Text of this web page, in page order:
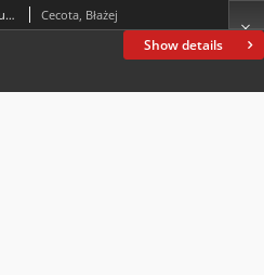
Show details
Początki bizantyńskiego ikonoklazmu (726-754). Teksty źródłowe, wstępy i opracowanie M. Jesiotr, ks. J. Naumowicz, przekład M. Jesiotr, Wydawnictwo Naukowe Uniwersytetu Kardynała Stefana Wyszyńskiego, Warszawa 2021, ss. 189 Cecota, Błażej